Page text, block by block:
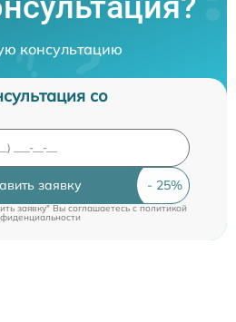
консультацию
со
заявку
заявку" Вы соглашаетесь cполитикой